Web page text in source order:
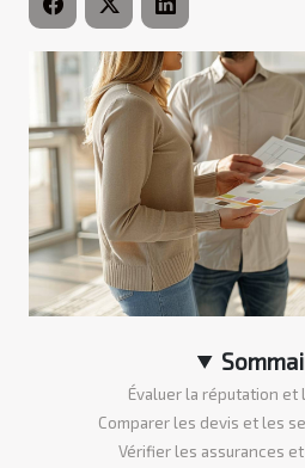
Évaluer la réputation et
Comparer les devis et les
Vérifier les assurances